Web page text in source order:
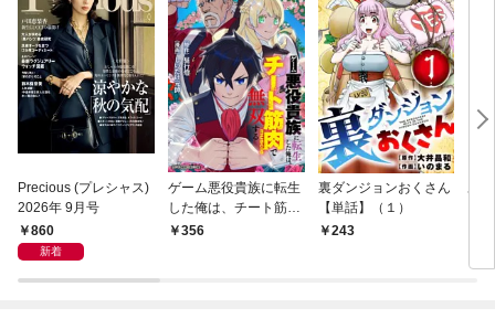
Precious (プレシャス)
2026年 9月号
860
新着
ゲーム悪役貴族に転生
した俺は、チート筋肉
で無双する【単話】
356
裏ダンジョンおくさん
【単話】（１）
243
あ